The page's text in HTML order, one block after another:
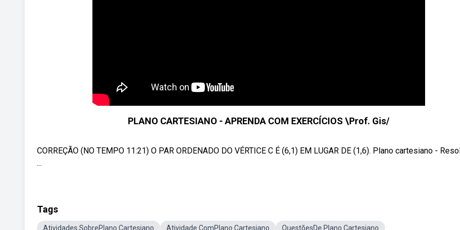
PLANO CARTESIANO - APRENDA COM EXERCÍCIOS \Prof. Gis/
CORREÇÃO (NO TEMPO 11:21) O PAR ORDENADO DO VÉRTICE C É (6,1) EM LUGAR DE (1,6). Plano cartesiano -
...
Tags
Atividades SobrePlano Cartesiano Atividade ComPlano Cartesiano QuestõesDe Plano Cartesiano